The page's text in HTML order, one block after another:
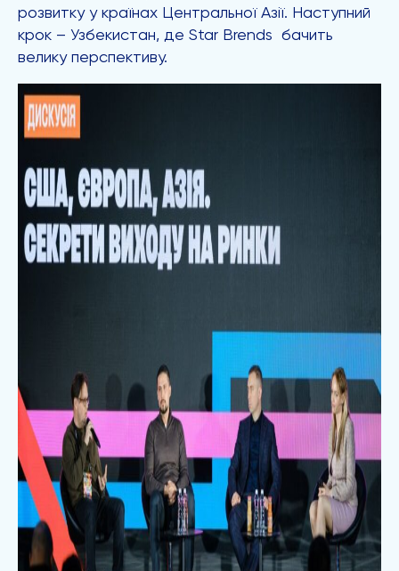
розвитку у країнах Центральної Азії. Наступний
крок – Узбекистан, де Star Brends бачить
велику перспективу.